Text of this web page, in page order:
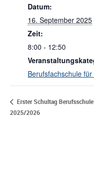
Datum:
16. September 2025
Zeit:
8:00 - 12:50
Berufsfachschule
Erster Schultag Berufsschule
2025/2026